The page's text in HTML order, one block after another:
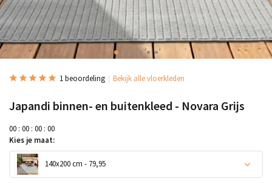
1 beoordeling Bekijk alle vloerkleden
Japandi binnen- en buitenkleed - Novara Grijs
00 : 00 : 00 : 00
Kies je maat:
140x200 cm - 79,95